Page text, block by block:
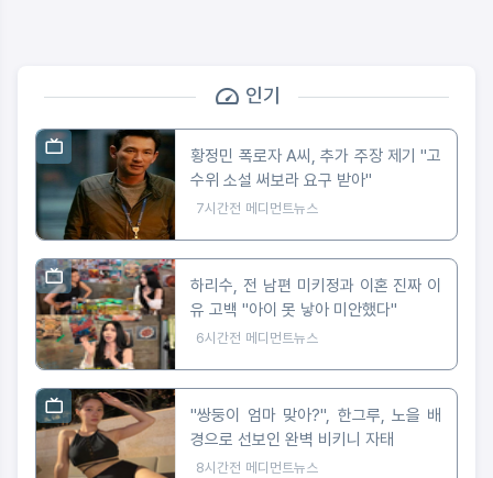
인기
황정민 폭로자 A씨, 추가 주장 제기 "고
수위 소설 써보라 요구 받아"
7시간전 메디먼트뉴스
하리수, 전 남편 미키정과 이혼 진짜 이
유 고백 "아이 못 낳아 미안했다"
6시간전 메디먼트뉴스
"쌍둥이 엄마 맞아?", 한그루, 노을 배
경으로 선보인 완벽 비키니 자태
8시간전 메디먼트뉴스